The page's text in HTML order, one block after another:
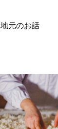
地元のお話